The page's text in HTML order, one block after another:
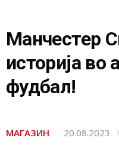
Манчестер
историја во
фудбал!
МАГАЗИН 20.08.2023.